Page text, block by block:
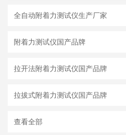
全自动附着力测试仪生产厂家
附着力测试仪国产品牌
拉开法附着力测试仪国产品牌
拉拔式附着力测试仪国产品牌
查看全部